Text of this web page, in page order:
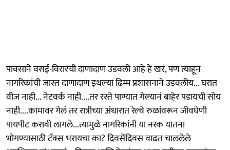
पावसाने वसई-विरारची दाणादाण उडवली आहे हे खरं, पण त्याहून
नागरिकांची जास्त दाणादाण इथल्या ढिम्म प्रशासनाने उडवलीय... घरात
वीज नाही... नेटवर्क नाही....तर रस्ते पाण्यात गेल्यानं बाहेर पडायची सोय
नाही....कामावर गेलं तर रात्रीच्या अंधारात रेल्वे रुळांवरून जीवघेणी
पायपीट करावी लागले...त्यामुळे नागरिकांनी या नरक यातना
भोगण्यासाठी टॅक्स भरायचा का? दिवसेंदिवस वाढत चाललेले